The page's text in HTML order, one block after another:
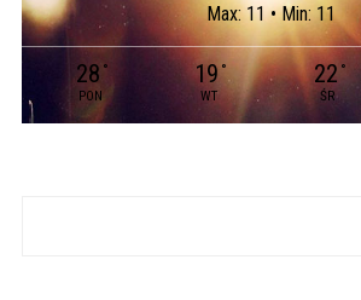
Max: 11 • Min: 11
28 °
PON
19°
WT
22 °
ŚR